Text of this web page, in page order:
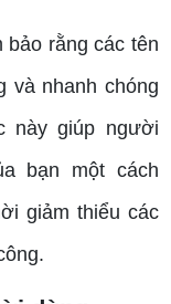
bảo rằng các tên
và nhanh chóng
này giúp người
bạn một cách
giảm thiểu các